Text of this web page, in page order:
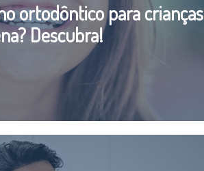
ortodôntico para crianças
Descubra!